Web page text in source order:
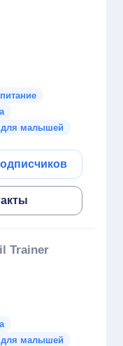
малышей
Trainer
малышей